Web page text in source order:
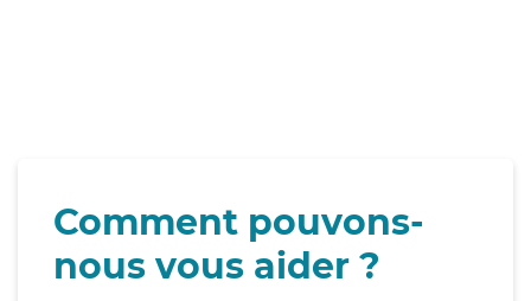
Comment pouvons-
nous vous aider ?